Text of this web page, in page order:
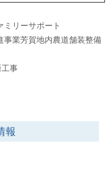
ミリーサポート
事業芳賀地内農道舗装整備
事
報